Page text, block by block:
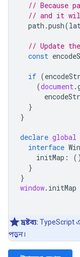
// Because
// and it will
path .push(
// Update
const
if (
(document.
}
}
declare global
interface
initMap : ()
}
}
window. initMap
দ্রষ্টব্য: TypeScript
পড়ুন।